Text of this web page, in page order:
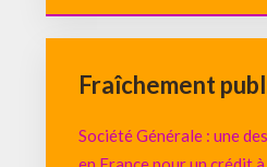
Fraîchement
Société Générale : une